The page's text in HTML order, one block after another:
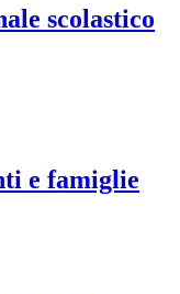
scolastico
e famiglie